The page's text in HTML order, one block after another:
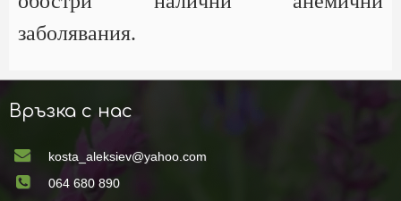
заболявания.
Връзка с нас
kosta_aleksiev@yahoo.com
064 680 890